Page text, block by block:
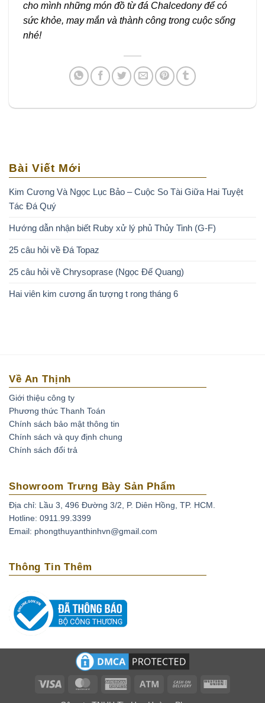
cho mình những món đồ từ đá Chalcedony để có
sức khỏe, may mắn và thành công trong cuộc sống
nhé!
Bài Viết Mới
Kim Cương Và Ngọc Lục Bảo – Cuộc So Tài Giữa Hai Tuyệt
Tác Đá Quý
Hướng dẫn nhận biết Ruby xử lý phủ Thủy Tinh (G-F)
25 câu hỏi về Đá Topaz
25 câu hỏi về Chrysoprase (Ngọc Đế Quang)
Hai viên kim cương ấn tượng t rong tháng 6
Về An Thịnh
Giới thiệu công ty
Phương thức Thanh Toán
Chính sách bảo mật thông tin
Chính sách và quy định chung
Chính sách đổi trả
Showroom Trưng Bày Sản Phẩm
Địa chỉ: Lầu 3, 496 Đường 3/2, P. Diên Hồng, TP. HCM.
Hotline: 0911.99.3399
Email: phongthuyanthinhvn@gmail.com
Thông Tin Thêm
Visa MasterCardAmerican
Atm
Cash
Western